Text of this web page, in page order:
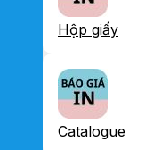
Hộp giấy
Catalogue